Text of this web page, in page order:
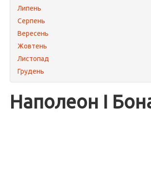
Липень
Серпень
Вересень
Жовтень
Листопад
Грудень
Наполеон I